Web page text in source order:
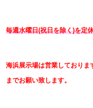
毎週水曜日(祝日を除く)を定
海浜展示場は営業しており
までお願い致します。